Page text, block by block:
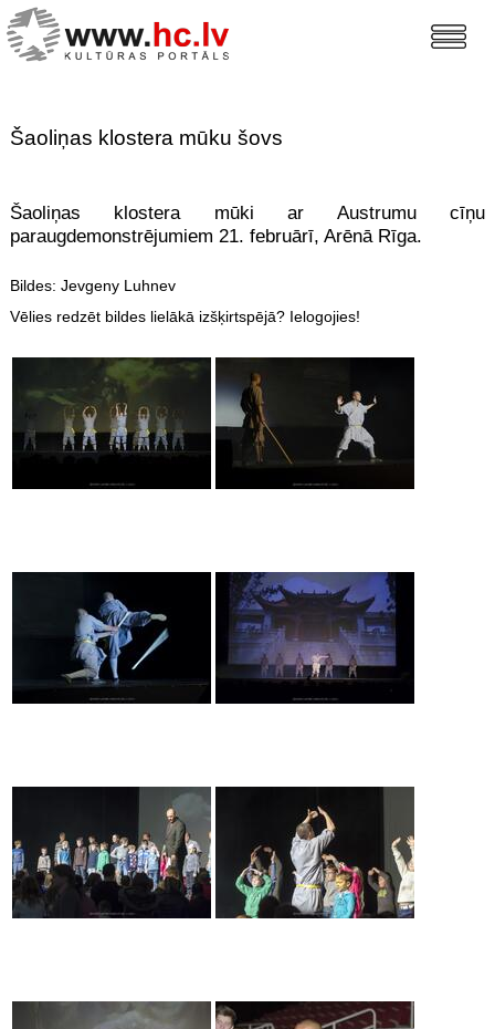
Šaoliņas klostera mūku šovs
Šaoliņas klostera mūki ar Austrumu cīņu
paraugdemonstrējumiem 21. februārī, Arēnā Rīga.
Bildes: Jevgeny Luhnev
Vēlies redzēt bildes lielākā izšķirtspējā? Ielogojies!